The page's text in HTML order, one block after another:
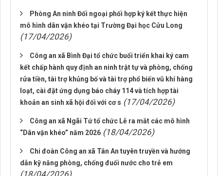
Phòng An ninh Đối ngoại phối hợp ký kết thực hiện
mô hình dân vận khéo tại Trường Đại học Cửu Long
(17/04/2026)
Công an xã Bình Đại tổ chức buổi triển khai ký cam
kết chấp hành quy định an ninh trật tự và phòng, chống
rửa tiền, tài trợ khủng bố và tài trợ phổ biến vũ khí hàng
loạt, cài đặt ứng dụng báo cháy 114 và tích hợp tài
khoản an sinh xã hội đối với cơ s (17/04/2026)
Công an xã Ngãi Tứ tổ chức Lễ ra mắt các mô hình
“Dân vận khéo” năm 2026 (18/04/2026)
Chi đoàn Công an xã Tân An tuyên truyền và hướng
dẫn kỹ năng phòng, chống đuối nước cho trẻ em
(18/04/2026)